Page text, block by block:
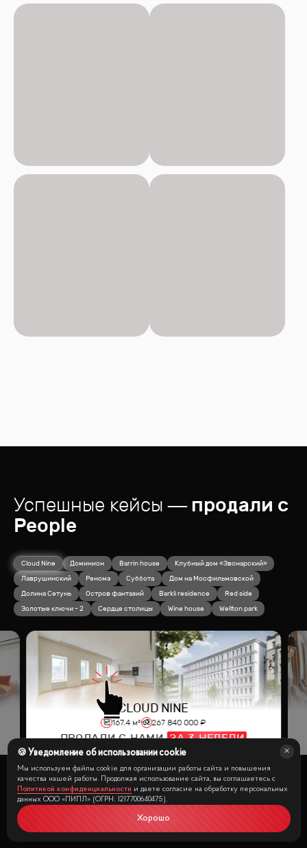
Успешные кейсы— продали с
People
Cloud Nine Доминион Barrin house
Клубный дом «Звонарский»
Лаврушинский
Реномэ Суббота
Дом на Мосфильмовской
Долина Сетунь
Остров фантазий Barkli residence
Red side
Золотые ключи - 2
Сердце столицы Wine house Wellton park
CLOUD NINE
167.4м² 267 840 000₽
ПРОДАЛИ С НАМИ ЗА3 НЕДЕЛИ
Посмотреть все кейсы
🍪 Уведомление об использовании cookie
Мы используем файлы cookie для организации работы сайта и повышения
качества нашей работы. Продолжая использование сайта, вы соглашаетесь с
Политикой конфиденциальности и даете согласие на обработку персональных
данных ООО «ПИПЛ» (ОГРН: 1217700640475).
Хорошо